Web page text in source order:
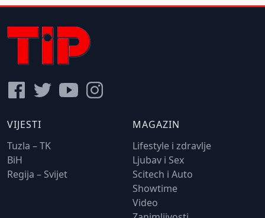
VIJESTI
Tuzla – TK
BiH
Regija – Svijet
MAGAZIN
Lifestyle i zdravlje
Ljubav i Sex
Scitech i Auto
Showtime
Video